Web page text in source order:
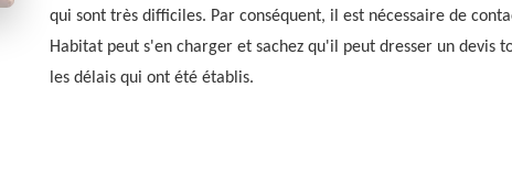
qui sont très difficiles. Par conséquent, il est nécessaire de
Habitat peut s'en charger et sachez qu'il peut dresser un devis
les délais qui ont été établis.